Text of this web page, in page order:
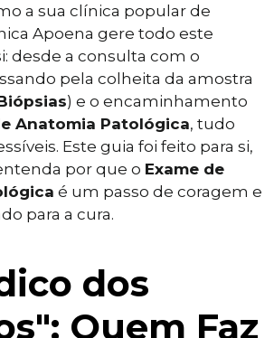
a sua clínica popular de
Apoena gere todo este
desde a consulta com o
pela colheita da amostra
) e o encaminhamento
Anatomia Patológica, tudo
Este guia foi feito para si,
por que o Exame de
é um passo de coragem e
para a cura.
dos
Quem Faz